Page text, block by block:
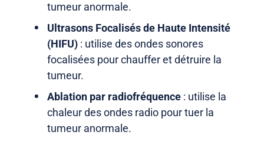
tumeur anormale.
Ultrasons Focalisés de Haute Intensité
(HIFU) : utilise des ondes sonores
focalisées pour chauffer et détruire la
tumeur.
Ablation par radiofréquence : utilise la
chaleur des ondes radio pour tuer la
tumeur anormale.